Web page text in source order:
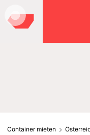
Container mieten